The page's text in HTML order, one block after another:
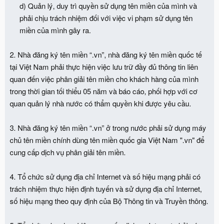
d) Quản lý, duy trì quyền sử dụng tên miền của mình và
phải chịu trách nhiệm đối với việc vi phạm sử dụng tên
miền của mình gây ra.​
2. Nhà đăng ký tên miền “.vn”, nhà đăng ký tên miền quốc tế
tại Việt Nam phải thực hiện việc lưu trữ đầy đủ thông tin liên
quan đến việc phân giải tên miền cho khách hàng của mình
trong thời gian tối thiểu 05 năm và báo cáo, phối hợp với cơ
quan quản lý nhà nước có thẩm quyền khi được yêu cầu.
3. Nhà đăng ký tên miền “.vn” ở trong nước phải sử dụng máy
chủ tên miền chính dùng tên miền quốc gia Việt Nam ".vn" để
cung cấp dịch vụ phân giải tên miền.
4. Tổ chức sử dụng địa chỉ Internet và số hiệu mạng phải có
trách nhiệm thực hiện định tuyến và sử dụng địa chỉ Internet,
số hiệu mạng theo quy định của Bộ Thông tin và Truyền thông.